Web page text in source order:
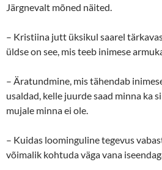
Järgnevalt mõned näited.
– Kristiina jutt üksikul saarel
üldse on see, mis teeb inimese
– Äratundmine, mis tähendab
usaldad, kelle juurde saad minna ka
mujale minna ei ole.
– Kuidas loominguline tegevus
võimalik kohtuda väga vana